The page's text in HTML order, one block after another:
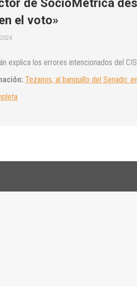
de SocioMétrica
el voto»
explica los errores intencionados del
Tezanos, al banquillo del Senado: